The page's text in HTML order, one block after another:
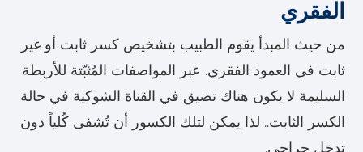
الفقري
من حيث المبدأ يقوم الطبيب بتشخيص كسر ثابت أو غير
ثابت في العمود الفقري. عبر المواصفات المُثبّتة للأربطة
السليمة لا يكون هناك تضيق في القناة الشوكية في حالة
الكسر الثابت.. لذا يمكن لتلك الكسور أن تُشفى كُلياً دون
تدخل جراحي.